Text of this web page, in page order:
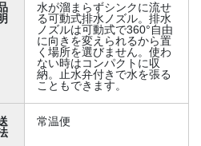
水が溜まらずシンクに流せ
る可動式排水ノズル。排水
ノズルは可動式で360°自由
に向きを変えられるから置
く場所を選びません。使わ
ない時はコンパクトに収
納。止水弁付きで水を張る
こともできます。
常温便